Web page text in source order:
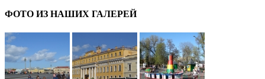
ФОТО ИЗ НАШИХ ГАЛЕРЕЙ